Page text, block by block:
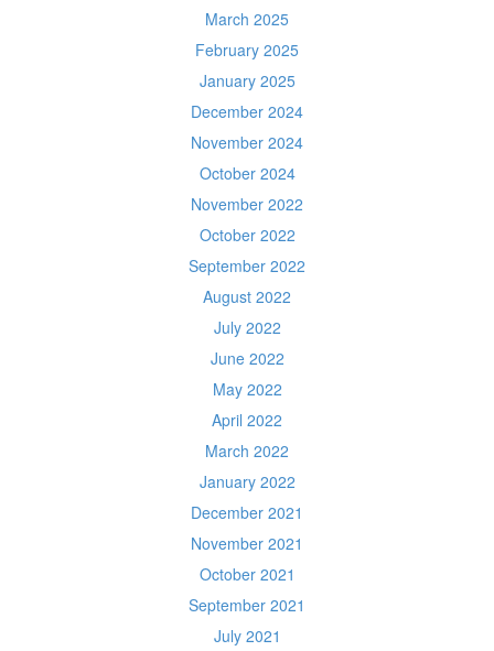
March 2025
February 2025
January 2025
December 2024
November 2024
October 2024
November 2022
October 2022
September 2022
August 2022
July 2022
June 2022
May 2022
April 2022
March 2022
January 2022
December 2021
November 2021
October 2021
September 2021
July 2021